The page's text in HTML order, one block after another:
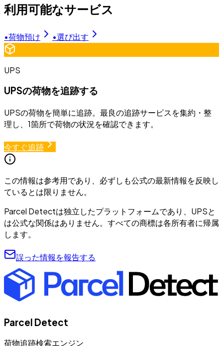
利用可能なサービス
•荷物預け •選び出す
UPS
UPSの荷物を追跡する
UPSの荷物を簡単に追跡。最良の追跡サービスを集約・整
理し、1箇所で荷物の状況を確認できます。
今すぐ追跡
この情報は参考用であり、必ずしも公式の最新情報を反映し
ているとは限りません。
Parcel Detectは独立したプラットフォームであり、UPSと
は公式な関係はありません。すべての商標は各所有者に帰属
します。
誤った情報を報告する
Parcel Detect
荷物追跡検索エンジン